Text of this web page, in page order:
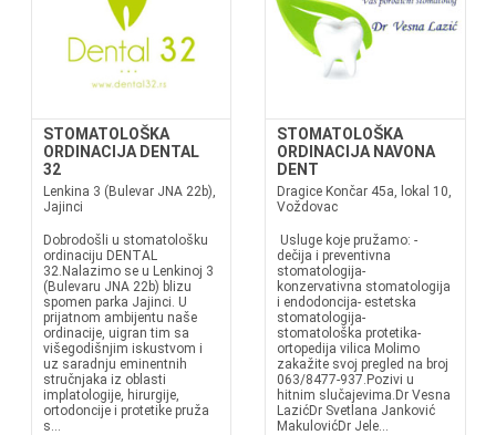
STOMATOLOŠKA
ORDINACIJA DENTAL
32
Lenkina 3 (Bulevar JNA 22b),
Jajinci
Dobrodošli u stomatološku
ordinaciju DENTAL
32.Nalazimo se u Lenkinoj 3
(Bulevaru JNA 22b) blizu
spomen parka Jajinci. U
prijatnom ambijentu naše
ordinacije, uigran tim sa
višegodišnjim iskustvom i
uz saradnju eminentnih
stručnjaka iz oblasti
implatologije, hirurgije,
ortodoncije i protetike pruža
s...
STOMATOLOŠKA
ORDINACIJA NAVONA
DENT
Dragice Končar 45a, lokal 10,
Voždovac
Usluge koje pružamo: -
dečija i preventivna
stomatologija-
konzervativna stomatologija
i endodoncija- estetska
stomatologija-
stomatološka protetika-
ortopedija vilica Molimo
zakažite svoj pregled na broj
063/8477-937.Pozivi u
hitnim slučajevima.Dr Vesna
LazićDr Svetlana Janković
MakulovićDr Jele...